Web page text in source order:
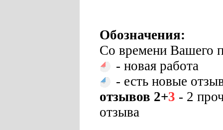
Обозначения:
Со времени Вашего
- новая работа
- есть новые
отзывов 2+3 - 2
отзыва